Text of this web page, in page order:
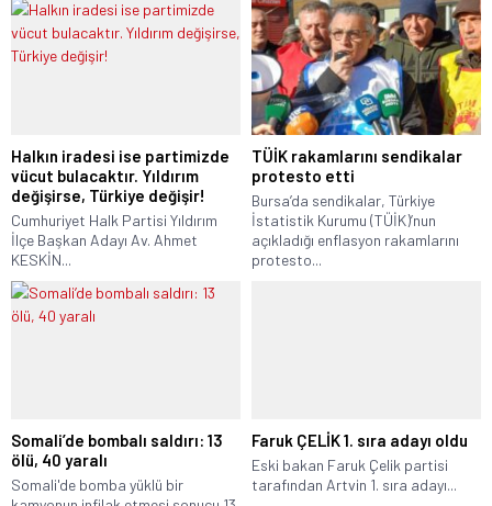
Halkın iradesi ise partimizde
vücut bulacaktır. Yıldırım
değişirse, Türkiye değişir!
Cumhuriyet Halk Partisi Yıldırım
İlçe Başkan Adayı Av. Ahmet
KESKİN...
TÜİK rakamlarını sendikalar
protesto etti
Bursa’da sendikalar, Türkiye
İstatistik Kurumu (TÜİK)’nun
açıkladığı enflasyon rakamlarını
protesto...
Somali’de bombalı saldırı: 13
ölü, 40 yaralı
Somali'de bomba yüklü bir
Faruk ÇELİK 1. sıra adayı oldu
Eski bakan Faruk Çelik partisi
tarafından Artvin 1. sıra adayı...